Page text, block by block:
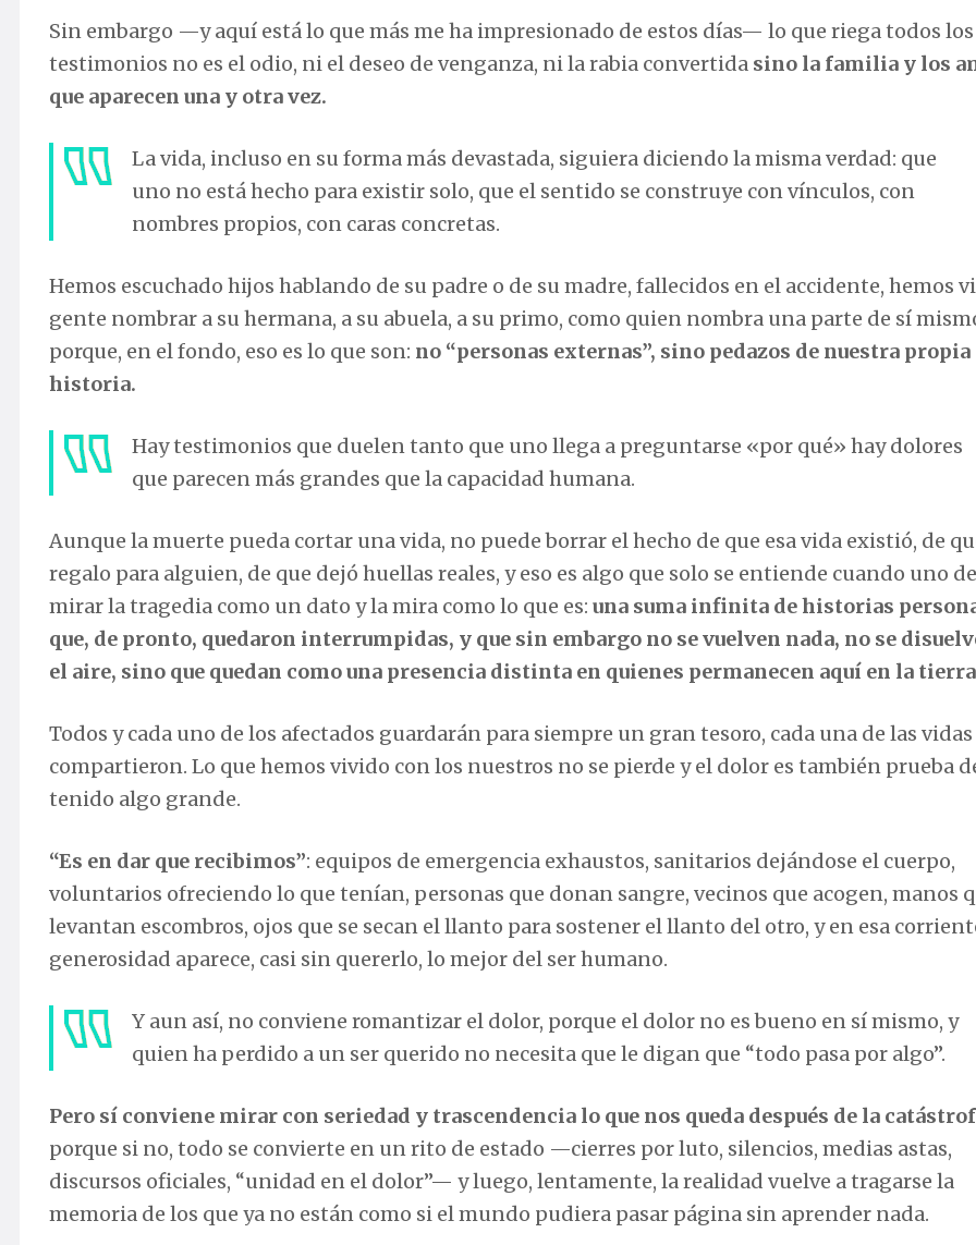
Sin embargo —y aquí está lo que más me ha impresionado de estos días— lo que riega todos los
testimonios no es el odio, ni el deseo de venganza, ni la rabia convertida sino la familia y los
que aparecen una y otra vez.
La vida, incluso en su forma más devastada, siguiera diciendo la misma verdad: que
uno no está hecho para existir solo, que el sentido se construye con vínculos, con
nombres propios, con caras concretas.
Hemos escuchado hijos hablando de su padre o de su madre, fallecidos en el accidente, hemos
gente nombrar a su hermana, a su abuela, a su primo, como quien nombra una parte de sí
porque, en el fondo, eso es lo que son: no “personas externas”, sino pedazos de nuestra propia
historia.
Hay testimonios que duelen tanto que uno llega a preguntarse «por qué» hay dolores
que parecen más grandes que la capacidad humana.
Aunque la muerte pueda cortar una vida, no puede borrar el hecho de que esa vida existió, de
regalo para alguien, de que dejó huellas reales, y eso es algo que solo se entiende cuando uno
mirar la tragedia como un dato y la mira como lo que es: una suma infinita de historias
que, de pronto, quedaron interrumpidas, y que sin embargo no se vuelven nada, no se
el aire, sino que quedan como una presencia distinta en quienes permanecen aquí en la
Todos y cada uno de los afectados guardarán para siempre un gran tesoro, cada una de las vidas
compartieron. Lo que hemos vivido con los nuestros no se pierde y el dolor es también prueba
tenido algo grande.
“Es en dar que recibimos”: equipos de emergencia exhaustos, sanitarios dejándose el cuerpo,
voluntarios ofreciendo lo que tenían, personas que donan sangre, vecinos que acogen, manos
levantan escombros, ojos que se secan el llanto para sostener el llanto del otro, y en esa
generosidad aparece, casi sin quererlo, lo mejor del ser humano.
Y aun así, no conviene romantizar el dolor, porque el dolor no es bueno en sí mismo, y
quien ha perdido a un ser querido no necesita que le digan que “todo pasa por algo”.
Pero sí conviene mirar con seriedad y trascendencia lo que nos queda después de la
porque si no, todo se convierte en un rito de estado —cierres por luto, silencios, medias astas,
discursos oficiales, “unidad en el dolor”— y luego, lentamente, la realidad vuelve a tragarse la
memoria de los que ya no están como si el mundo pudiera pasar página sin aprender nada.